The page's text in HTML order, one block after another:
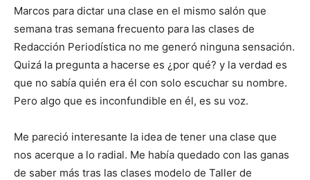
Marcos para dictar una clase en el mismo salón que
semana tras semana frecuento para las clases de
Redacción Periodística no me generó ninguna sensación.
Quizá la pregunta a hacerse es ¿por qué? y la verdad es
que no sabía quién era él con solo escuchar su nombre.
Pero algo que es inconfundible en él, es su voz.
Me pareció interesante la idea de tener una clase que
nos acerque a lo radial. Me había quedado con las ganas
de saber más tras las clases modelo de Taller de